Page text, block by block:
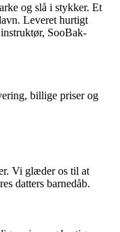
og slå i stykker. Et
Leveret hurtigt
SooBak-
billige priser og
Vi glæder os til at
datters barnedåb.